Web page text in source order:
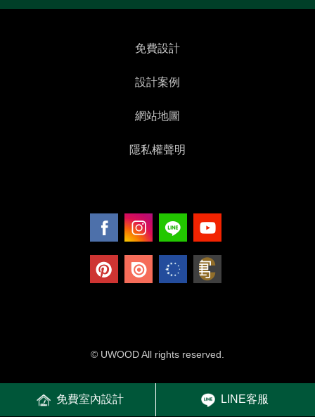
免費室內設計 LINE客服
免費設計
設計案例
網站地圖
隱私權聲明
© UWOOD All rights reserved.